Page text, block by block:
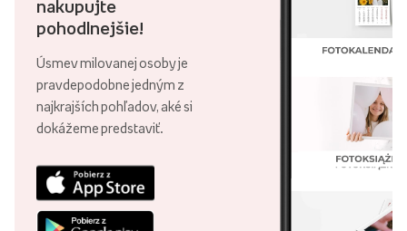
nakupujte
pohodlnejšie!
Úsmev milovanej osoby je
pravdepodobne jedným z
najkrajších pohľadov, aké si
dokážeme predstaviť.